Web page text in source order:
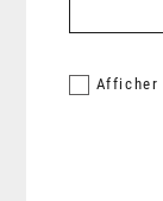
Afficher